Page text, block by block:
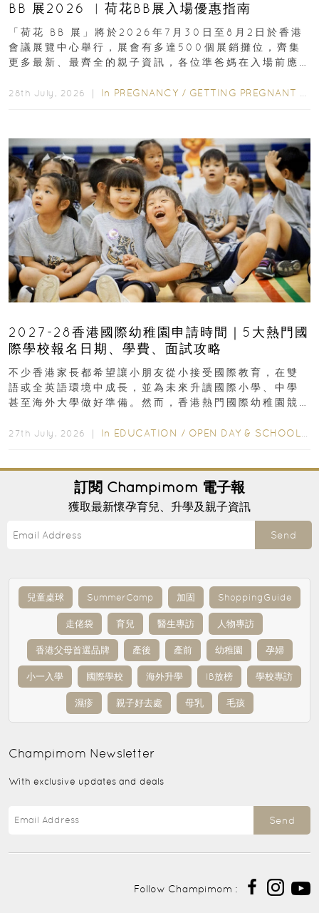
BB 展2026 ︳荷花BB展入場優惠指南
「荷花 BB 展」將於2026年7月30日至8月2日於香港
會議展覽中心舉行，展會有多達500個展銷攤位，齊集
更多最新、最齊全的親子資訊，各位準爸媽在入場前應
28th July, 2026 ｜ In PREGNANCY / GETTING PREGNANT
2027-28香港國際幼稚園申請時間｜5大熱門國
際學校報名日期、學費、面試攻略
不少香港家長都希望讓小朋友從小接受國際教育，在雙
語或全英語環境中成長，並為未來升讀國際小學、中學
甚至海外大學做好準備。然而，香港熱門國際幼稚園競
27th July, 2026 ｜ In EDUCATION / OPEN DAY & SCHOOL EVENTS
訂閱 Champimom 電子報
獲取最新懷孕育兒、升學及親子資訊
Send
兒童桌球 SummerCamp 加固 ShoppingGuide
走佬袋 育兒 醫生專訪 人物專訪
香港父母首選品牌 產後 產前 幼稚園 孕婦
小一入學 國際學校 海外升學 IB放榜 學校專訪
濕疹 親子好去處 母乳 毛孩
Champimom Newsletter
With exclusive updates and deals
Send
Follow Champimom :